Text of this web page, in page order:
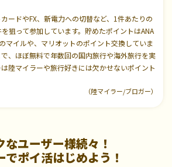
ードやFX、新電力への切替など、1件あたりの
狙って参加しています。貯めたポイントはANA
マイルや、マリオットのポイント交換していま
、ほぼ無料で年数回の国内旅行や海外旅行を実
陸マイラーや旅行好きには欠かせないポイント
（陸マイラー/ブロガー）
なユーザー様続々！
でポイ活はじめよう！